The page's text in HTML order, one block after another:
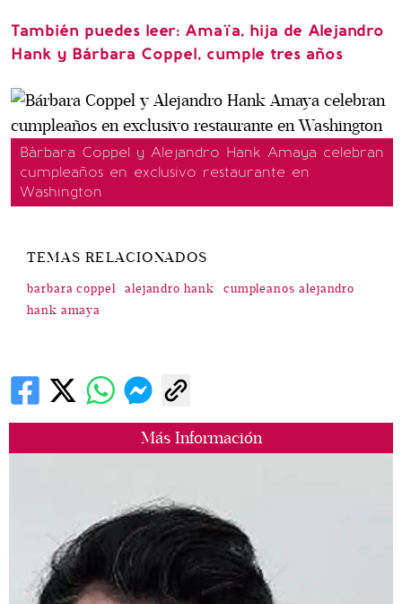
Más Información
También puedes leer: Amaïa, hija de Alejandro
Hank y Bárbara Coppel, cumple tres años
Bárbara Coppel y Alejandro Hank Amaya celebran
cumpleaños en exclusivo restaurante en
Washington
TEMAS RELACIONADOS
barbara coppel alejandro hank
cumpleanos alejandro
hank amaya